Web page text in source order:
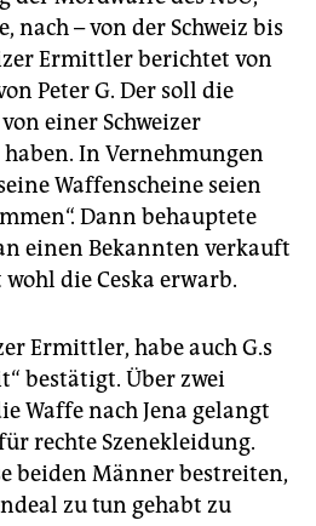
nach – von der Schweiz bis
Ermittler berichtet von
Peter G. Der soll die
einer Schweizer
In Vernehmungen
Waffenscheine seien
Dann behauptete
einen Bekannten verkauft
die Ceska erwarb.
Ermittler, habe auch G.s
bestätigt. Über zwei
Waffe nach Jena gelangt
rechte Szenekleidung.
beiden Männer bestreiten,
zu tun gehabt zu